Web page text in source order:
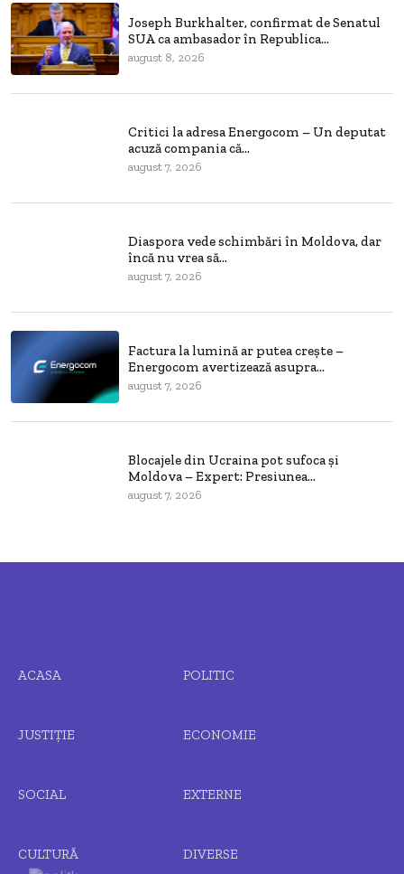
Joseph Burkhalter, confirmat de Senatul
SUA ca ambasador în Republica...
august 8, 2026
Critici la adresa Energocom – Un deputat
acuză compania că...
august 7, 2026
Diaspora vede schimbări în Moldova, dar
încă nu vrea să...
august 7, 2026
Factura la lumină ar putea crește –
Energocom avertizează asupra...
august 7, 2026
Blocajele din Ucraina pot sufoca și
Moldova – Expert: Presiunea...
august 7, 2026
ACASA POLITIC
JUSTIȚIE ECONOMIE
SOCIAL EXTERNE
CULTURĂ DIVERSE